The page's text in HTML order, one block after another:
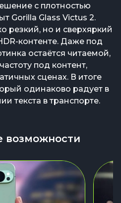
с плотностью
Gorilla Glass Victus 2.
резкий, но и сверхяркий
контенте. Даже под
остаётся читаемой,
под контент,
сценах. В итоге
одинаково радует в
текста в транспорте.
возможности